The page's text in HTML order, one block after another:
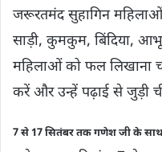
जरूरतमंद सुहागिन
साड़ी, कुमकुम, बिंदिया,
महिलाओं को फल लिखाना
करें और उन्‍हें पढ़ाई से जुड़ी
7 से 17 सितंबर तक गणेश जी के